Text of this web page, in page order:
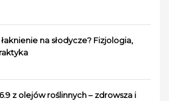
na słodycze? Fizjologia,
z olejów roślinnych – zdrowsza i